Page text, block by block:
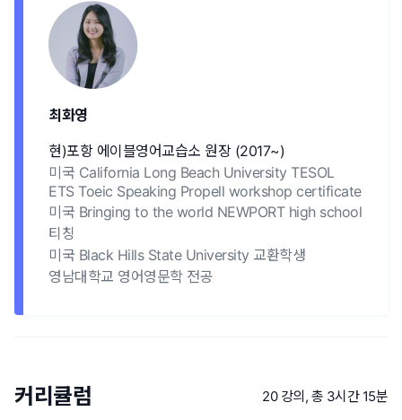
최화영
현)포항 에이블영어교습소 원장 (2017~)
미국 California Long Beach University TESOL
ETS Toeic Speaking Propell workshop certificate
미국 Bringing to the world NEWPORT high school
티칭
미국 Black Hills State University 교환학생
영남대학교 영어영문학 전공
커리큘럼 20 강의, 총 3시간 15분